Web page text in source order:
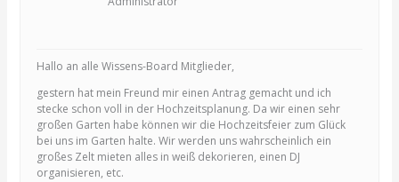
Hallo an alle Wissens-Board Mitglieder,
gestern hat mein Freund mir einen Antrag gemacht und ich
stecke schon voll in der Hochzeitsplanung. Da wir einen sehr
großen Garten habe können wir die Hochzeitsfeier zum Glück
bei uns im Garten halte. Wir werden uns wahrscheinlich ein
großes Zelt mieten alles in weiß dekorieren, einen DJ
organisieren, etc.